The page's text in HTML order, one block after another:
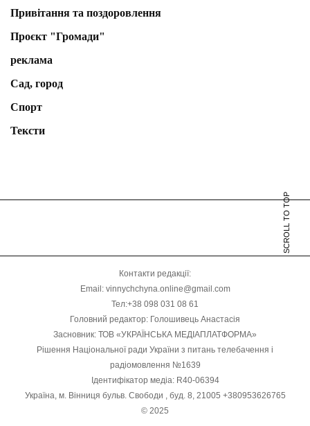
Привітання та поздоровлення
Проєкт "Громади"
реклама
Сад, город
Спорт
Тексти
SCROLL TO TOP
Контакти редакції:
Email: vinnychchyna.online@gmail.com
Тел:+38 098 031 08 61
Головний редактор: Голошивець Анастасія
Засновник: ТОВ «УКРАЇНСЬКА МЕДІАПЛАТФОРМА»
Рішення Національної ради України з питань телебачення і
радіомовлення №1639
Ідентифікатор медіа: R40-06394
Україна, м. Вінниця бульв. Свободи , буд. 8, 21005 +380953626765
© 2025